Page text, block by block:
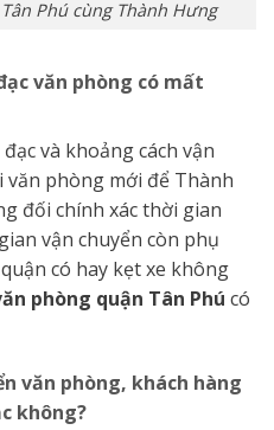
Phú cùng Thành Hưng
văn phòng có mất
và khoảng cách vận
phòng mới để Thành
đối chính xác thời gian
vận chuyển còn phụ
có hay kẹt xe không
phòng quận Tân Phú có
văn phòng, khách hàng
không?